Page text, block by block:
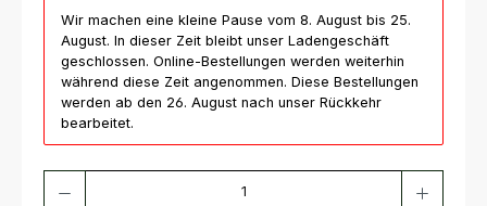
Wir machen eine kleine Pause vom 8. August bis 25.
August. In dieser Zeit bleibt unser Ladengeschäft
geschlossen. Online-Bestellungen werden weiterhin
während diese Zeit angenommen. Diese Bestellungen
werden ab den 26. August nach unser Rückkehr
bearbeitet.